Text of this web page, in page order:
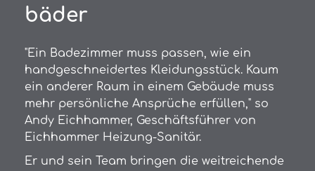
bäder
"Ein Badezimmer muss passen, wie ein
handgeschneidertes Kleidungsstück. Kaum
ein anderer Raum in einem Gebäude muss
mehr persönliche Ansprüche erfüllen," so
Andy Eichhammer, Geschäftsführer von
Eichhammer Heizung-Sanitär.
Er und sein Team bringen die weitreichende